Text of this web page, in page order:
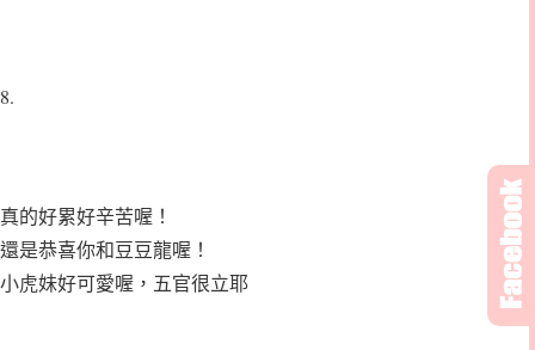
8.
真的好累好辛苦喔！
還是恭喜你和豆豆龍喔！
小虎妹好可愛喔，五官很立耶